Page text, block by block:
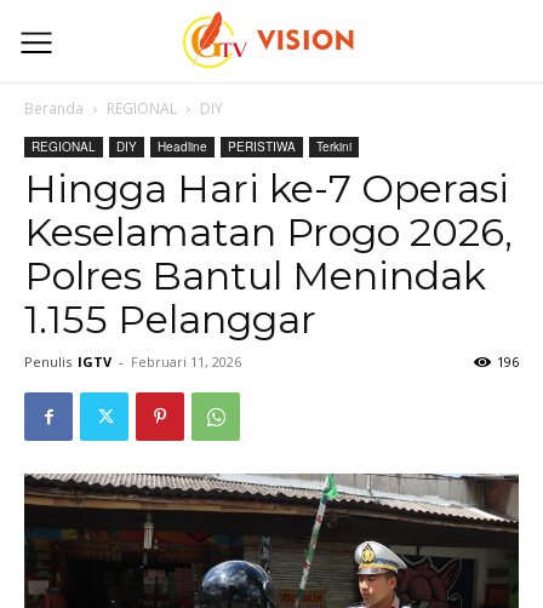
Beranda REGIONAL DIY
REGIONAL DIY Headline PERISTIWA Terkini
Hingga Hari ke-7 Operasi
Keselamatan Progo 2026,
Polres Bantul Menindak
1.155 Pelanggar
Penulis IGTV - Februari 11, 2026 196